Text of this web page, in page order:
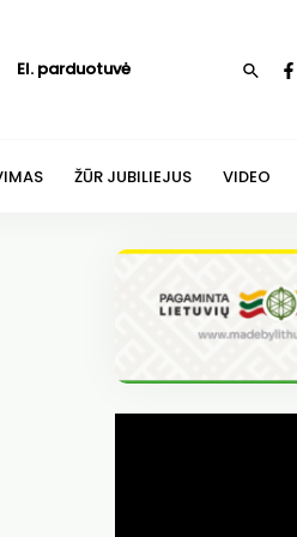
El. parduotuvė Paieška
ŽŪR JUBILIEJUS VIDEO